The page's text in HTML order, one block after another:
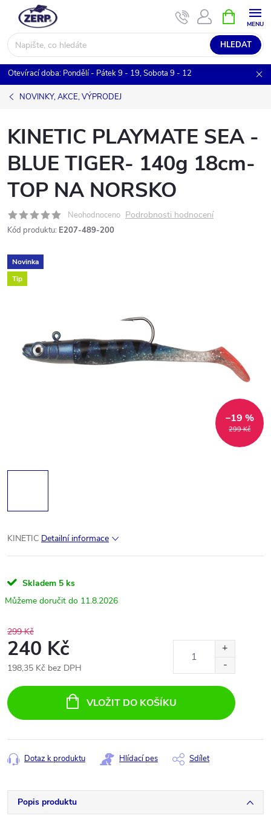
obsah
HLEDAT
NÁKUPNÍ
KOŠÍK
Otevírací doba: Pondělí - Pátek 9 - 19, Sobota 9 - 12
NOVINKY, AKCE, VÝPRODEJ
KINETIC PLAYMATE SEA -
BLUE TIGER- 140g 18cm-
TOP NA NORSKO
Neohodnoceno Podrobnosti hodnocení
Kód produktu: E207-489-200
Novinka
Tip
299 Kč
–19 %
KINETIC Detailní informace
Skladem 5 ks
11.8.2026
299 Kč
240 Kč
198,35 Kč bez DPH
cena:
VLOŽIT DO KOŠÍKU
Dotaz k produktu Hlídací pes Sdílet
Popis produktu